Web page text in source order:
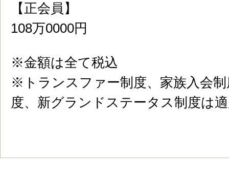
【正会員】
108万0000円
※金額は全て税込
※トランスファー制度、家族入会
度、新グランドステータス制度は